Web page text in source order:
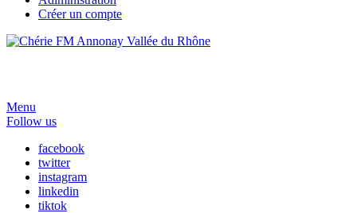
Créer un compte
Menu
Follow us
facebook
twitter
instagram
linkedin
tiktok